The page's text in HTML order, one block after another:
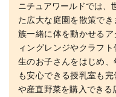
ニチュアワールドでは、
た広大な庭園を散策で
族一緒に体を動かせる
ィングレンジやクラフ
生のお子さんをはじめ
も安心できる授乳室も
や産直野菜を購入できる